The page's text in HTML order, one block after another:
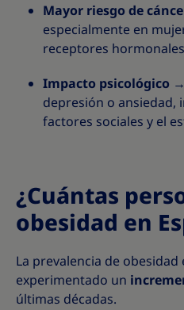
Mayor riesgo de
especialmente en
receptores
Impacto psicológico
depresión o
factores sociales y el
¿Cuántas
obesidad en
La prevalencia de obesidad
experimentado un
últimas décadas.